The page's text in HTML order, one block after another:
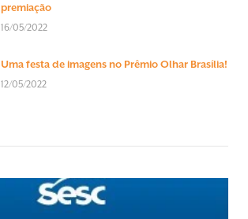
premiação
16/05/2022
Uma festa de imagens no Prêmio Olhar Brasília!
12/05/2022